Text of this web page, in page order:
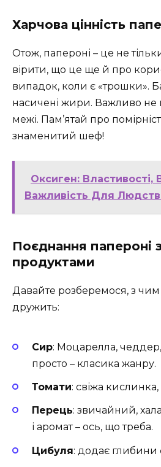
Харчова цінність
Отож, папероні – це не
вірити, що це ще й про
випадок, коли є «трошки».
насичені жири. Важливо не
межі. Пам’ятай про
знаменитий шеф!
Оксиген: Властивості,
Важливість Для
Поєднання папероні
продуктами
Давайте розберемося, з
дружить:
Сир: Моцарелла,
просто – класика жанру.
Томати: свіжа
Перець: звичайний,
і аромат – ось, що треба.
Цибуля: додає глибини